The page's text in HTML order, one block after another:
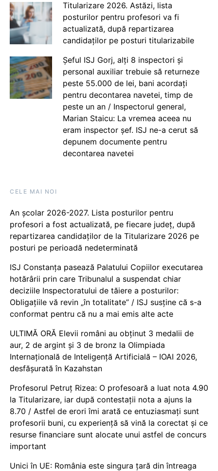
Titularizare 2026. Astăzi, lista
posturilor pentru profesori va fi
actualizată, după repartizarea
candidaților pe posturi titularizabile
Șeful ISJ Gorj, alți 8 inspectori și
personal auxiliar trebuie să returneze
peste 55.000 de lei, bani acordați
pentru decontarea navetei, timp de
peste un an / Inspectorul general,
Marian Staicu: La vremea aceea nu
eram inspector șef. ISJ ne-a cerut să
depunem documente pentru
decontarea navetei
CELE MAI NOI
An școlar 2026-2027. Lista posturilor pentru
profesori a fost actualizată, pe fiecare județ, după
repartizarea candidaților de la Titularizare 2026 pe
posturi pe perioadă nedeterminată
ISJ Constanța pasează Palatului Copiilor executarea
hotărârii prin care Tribunalul a suspendat chiar
deciziile Inspectoratului de tăiere a posturilor:
Obligațiile vă revin „în totalitate” / ISJ susține că s-a
conformat pentru că nu a mai emis alte acte
ULTIMĂ ORĂ Elevii români au obținut 3 medalii de
aur, 2 de argint și 3 de bronz la Olimpiada
Internațională de Inteligență Artificială – IOAI 2026,
desfășurată în Kazahstan
Profesorul Petruț Rizea: O profesoară a luat nota 4.90
la Titularizare, iar după contestații nota a ajuns la
8.70 / Astfel de erori îmi arată ce entuziasmați sunt
profesorii buni, cu experiență să vină la corectat și ce
resurse financiare sunt alocate unui astfel de concurs
important
Unici în UE: România este singura țară din întreaga